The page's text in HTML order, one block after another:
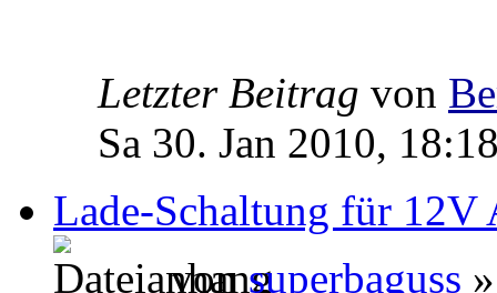
Letzter Beitrag von
Sa 30. Jan 2010,
Lade-Schaltung für 12V
vonsuperbaguss